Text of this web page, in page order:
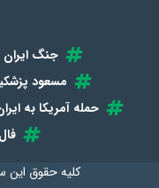
جنگ ایران
مسعود
حمله آمریکا به
کلیه حقوق این